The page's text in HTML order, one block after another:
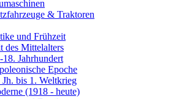
& Traktoren
und Frühzeit
des Mittelalters
18. Jahrhundert
Epoche
Jh. bis 1. Weltkrieg
(1918 - heute)